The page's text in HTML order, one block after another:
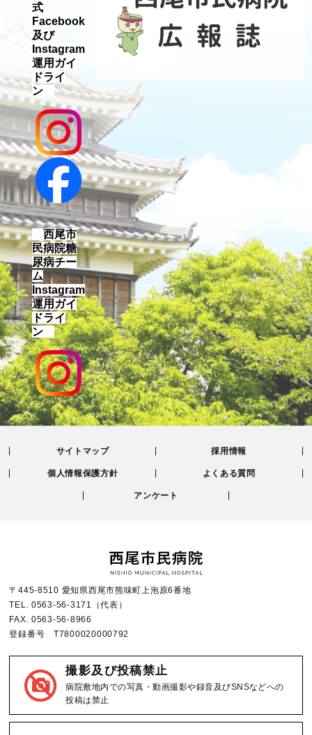
式
Facebook
及び
Instagram
運用ガイ
ドライ
ン
西尾市
民病院糖
尿病チー
ム
Instagram
運用ガイ
ドライ
ン
サイトマップ 採用情報
個人情報保護方針 よくある質問
アンケート
〒445-8510 愛知県西尾市熊味町上泡原6番地
TEL.0563-56-3171
（代表）
FAX.0563-56-8966
登録番号 T7800020000792
撮影及び投稿禁止
病院敷地内での写真・動画撮影や録音及びSNSなどへの
投稿は禁止